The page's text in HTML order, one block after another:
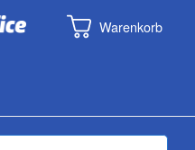
Warenkorb